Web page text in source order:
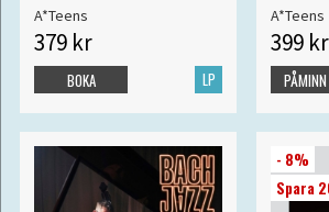
A*Teens
379 kr
LP
BOKA
A*Teens
399 kr
- 8%
Spara